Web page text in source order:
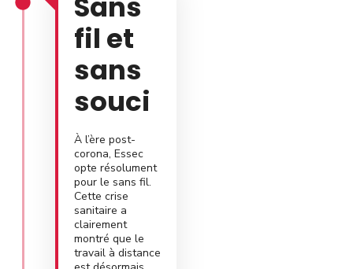
fil et
sans
souci
À l’ère post-
corona, Essec
opte résolument
pour le sans fil.
Cette crise
sanitaire a
clairement
montré que le
travail à distance